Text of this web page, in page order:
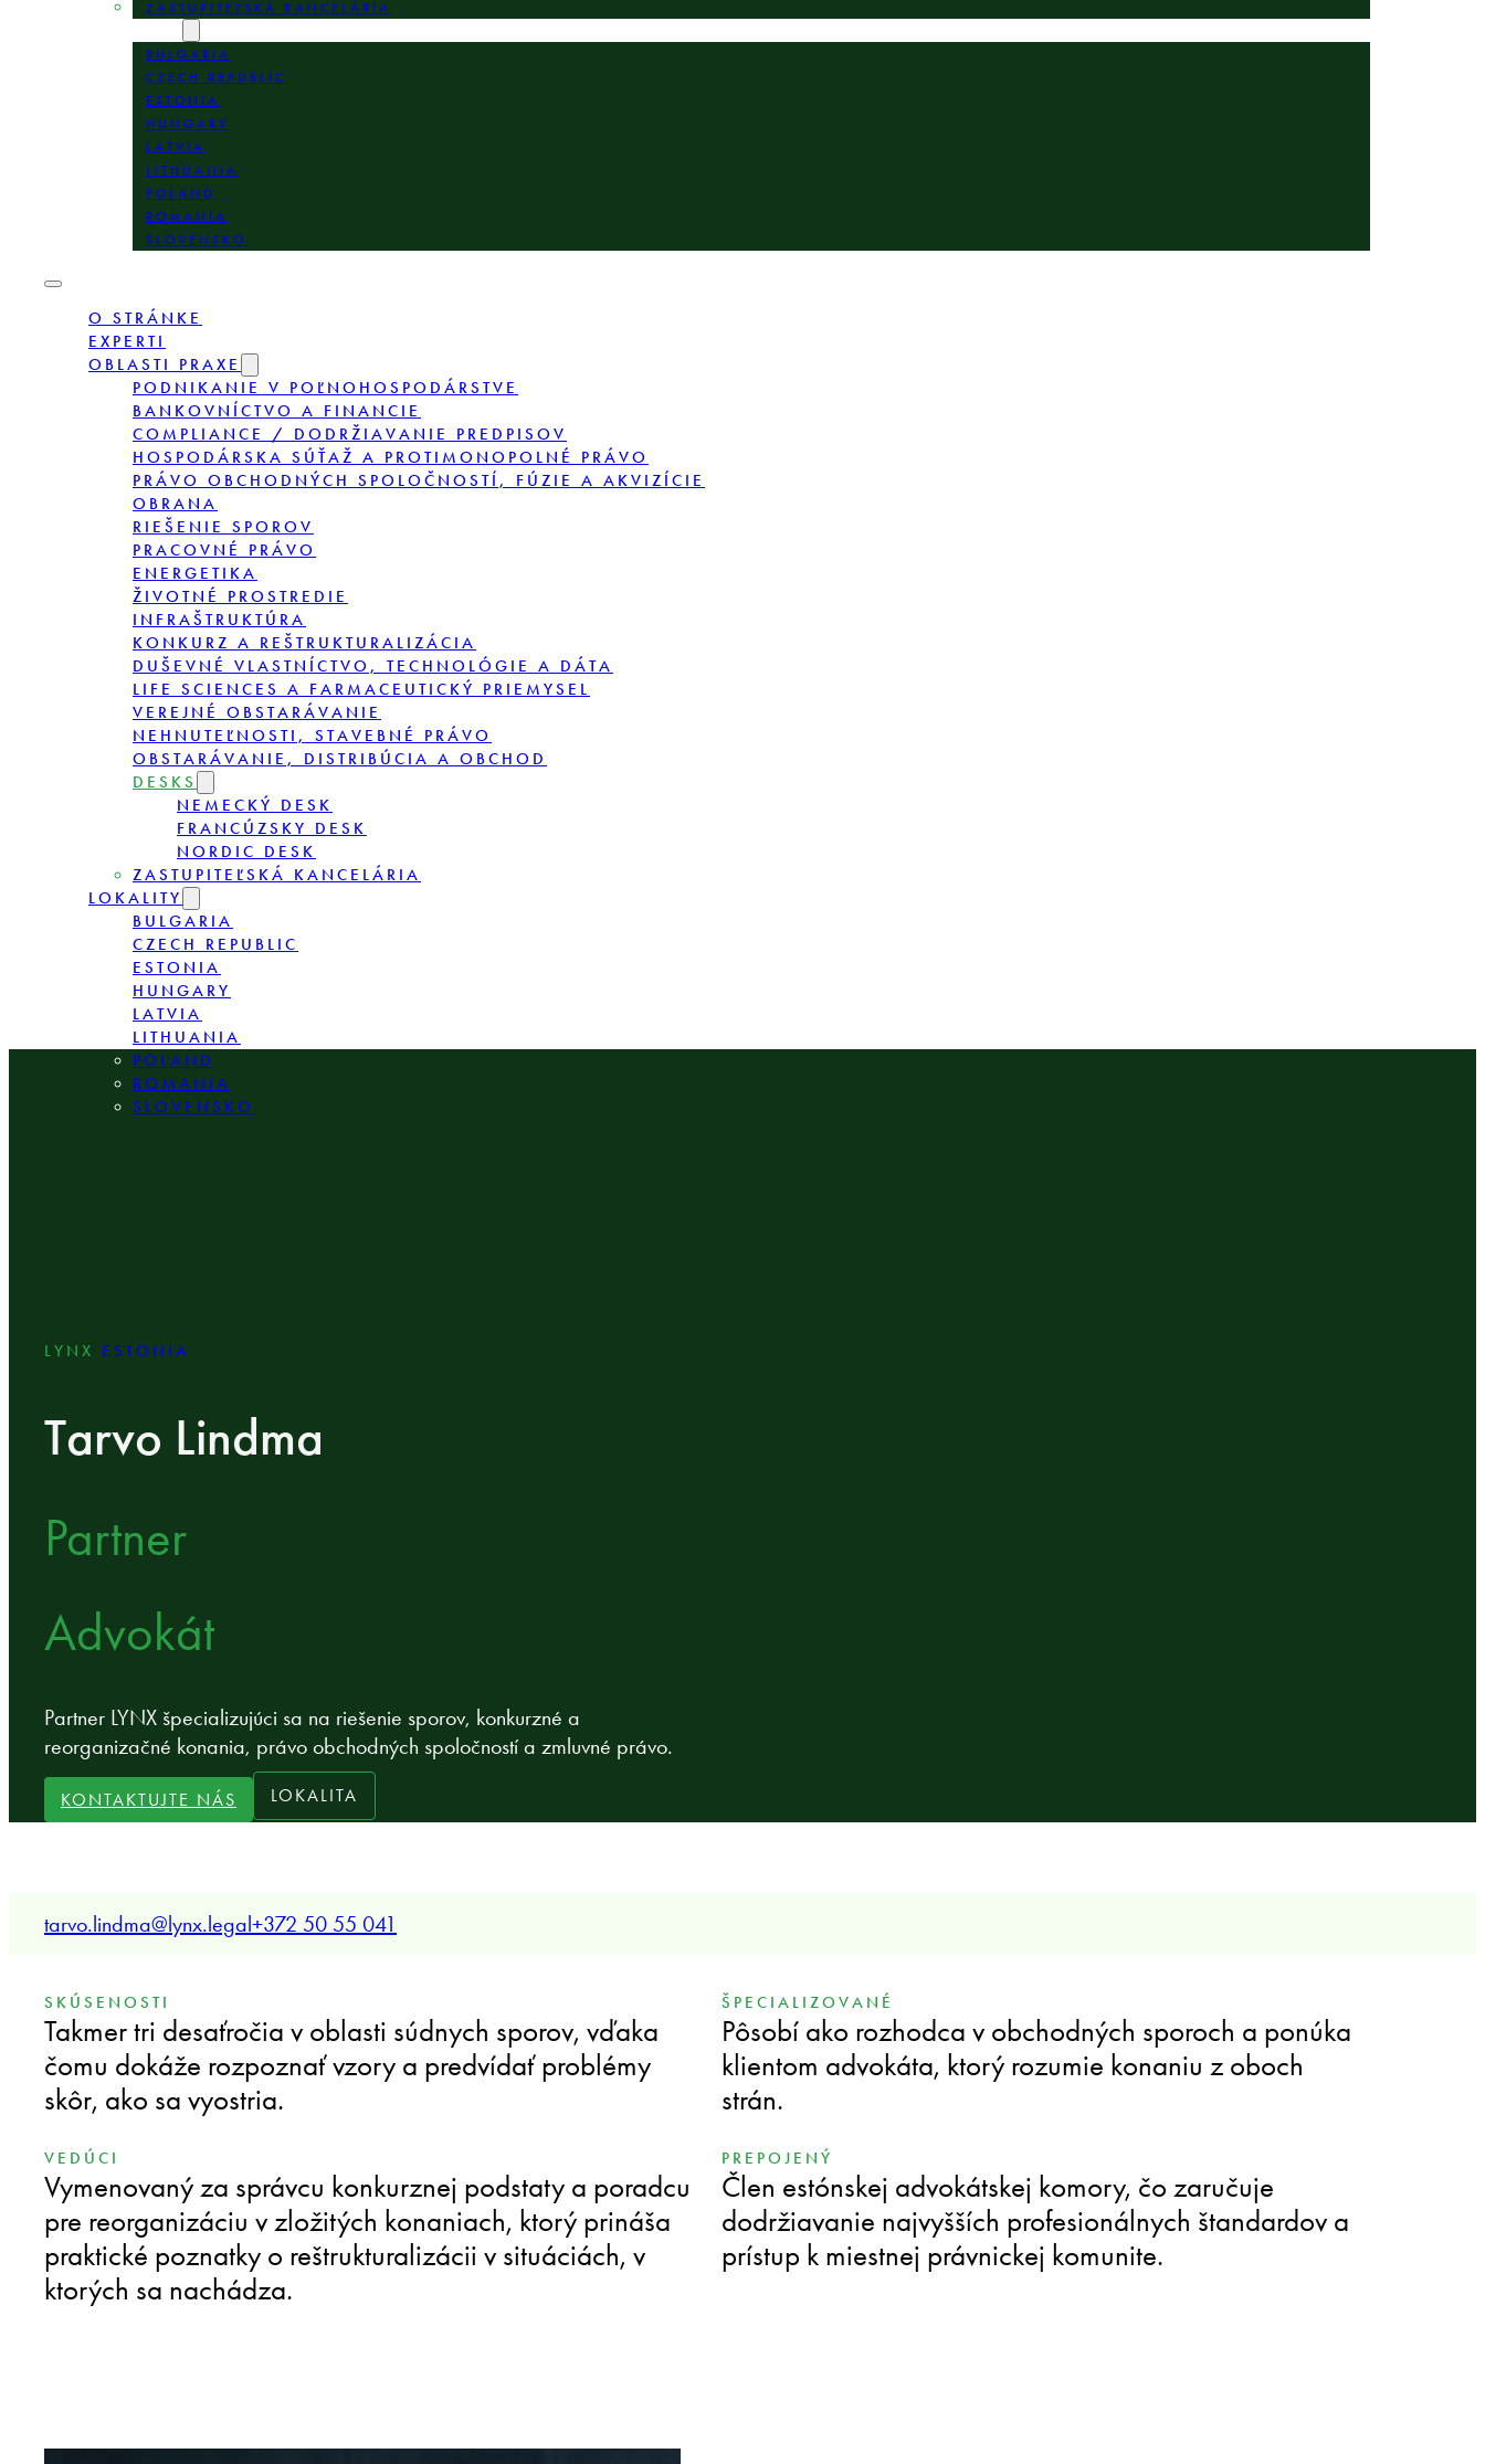
ZASTUPITEĽSKÁ KANCELÁRIA
BULGARIA
CZECH REPUBLIC
ESTONIA
HUNGARY
LATVIA
LITHUANIA
POLAND
ROMANIA
SLOVENSKO
O STRÁNKE
EXPERTI
OBLASTI PRAXE
PODNIKANIE V POĽNOHOSPODÁRSTVE
BANKOVNÍCTVO A FINANCIE
COMPLIANCE / DODRŽIAVANIE PREDPISOV
HOSPODÁRSKA SÚŤAŽ A PROTIMONOPOLNÉ PRÁVO
PRÁVO OBCHODNÝCH SPOLOČNOSTÍ, FÚZIE A AKVIZÍCIE
OBRANA
RIEŠENIE SPOROV
PRACOVNÉ PRÁVO
ENERGETIKA
ŽIVOTNÉ PROSTREDIE
INFRAŠTRUKTÚRA
KONKURZ A REŠTRUKTURALIZÁCIA
DUŠEVNÉ VLASTNÍCTVO, TECHNOLÓGIE A DÁTA
LIFE SCIENCES A FARMACEUTICKÝ PRIEMYSEL
VEREJNÉ OBSTARÁVANIE
NEHNUTEĽNOSTI, STAVEBNÉ PRÁVO
OBSTARÁVANIE, DISTRIBÚCIA A OBCHOD
DESKS
NEMECKÝ DESK
FRANCÚZSKY DESK
NORDIC DESK
ZASTUPITEĽSKÁ KANCELÁRIA
LOKALITY
BULGARIA
CZECH REPUBLIC
ESTONIA
HUNGARY
LATVIA
LITHUANIA
POLAND
ROMANIA
SLOVENSKO
LYNX ESTONIA
Tarvo Lindma
Partner
Advokát
Partner LYNX špecializujúci sa na riešenie sporov, konkurzné a
reorganizačné konania, právo obchodných spoločností a zmluvné právo.
KONTAKTUJTE NÁS LOKALITA
tarvo.lindma@lynx.legal+372 50 55 041
SKÚSENOSTI
Takmer tri desaťročia v oblasti súdnych sporov, vďaka
čomu dokáže rozpoznať vzory a predvídať problémy
skôr, ako sa vyostria.
ŠPECIALIZOVANÉ
Pôsobí ako rozhodca v obchodných sporoch a ponúka
klientom advokáta, ktorý rozumie konaniu z oboch
strán.
VEDÚCI
Vymenovaný za správcu konkurznej podstaty a poradcu
pre reorganizáciu v zložitých konaniach, ktorý prináša
praktické poznatky o reštrukturalizácii v situáciách, v
ktorých sa nachádza.
PREPOJENÝ
Člen estónskej advokátskej komory, čo zaručuje
dodržiavanie najvyšších profesionálnych štandardov a
prístup k miestnej právnickej komunite.